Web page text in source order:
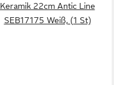
Keramik 22cm Antic Line
SEB17175 Weiß, (1 St)